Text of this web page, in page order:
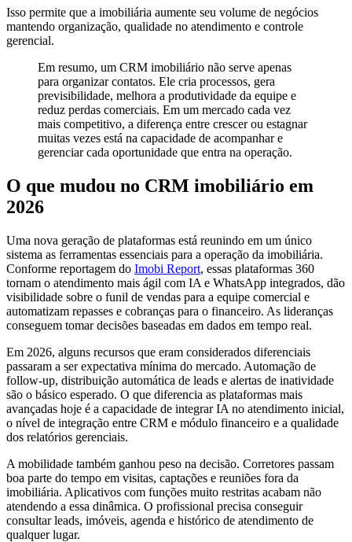
Isso permite que a imobiliária aumente seu volume de negócios
mantendo organização, qualidade no atendimento e controle
gerencial.
Em resumo, um CRM imobiliário não serve apenas
para organizar contatos. Ele cria processos, gera
previsibilidade, melhora a produtividade da equipe e
reduz perdas comerciais. Em um mercado cada vez
mais competitivo, a diferença entre crescer ou estagnar
muitas vezes está na capacidade de acompanhar e
gerenciar cada oportunidade que entra na operação.
O que mudou no CRM imobiliário em
2026
Uma nova geração de plataformas está reunindo em um único
sistema as ferramentas essenciais para a operação da imobiliária.
Conforme reportagem do Imobi Report, essas plataformas 360
tornam o atendimento mais ágil com IA e WhatsApp integrados, dão
visibilidade sobre o funil de vendas para a equipe comercial e
automatizam repasses e cobranças para o financeiro. As lideranças
conseguem tomar decisões baseadas em dados em tempo real.
Em 2026, alguns recursos que eram considerados diferenciais
passaram a ser expectativa mínima do mercado. Automação de
follow-up, distribuição automática de leads e alertas de inatividade
são o básico esperado. O que diferencia as plataformas mais
avançadas hoje é a capacidade de integrar IA no atendimento inicial,
o nível de integração entre CRM e módulo financeiro e a qualidade
dos relatórios gerenciais.
A mobilidade também ganhou peso na decisão. Corretores passam
boa parte do tempo em visitas, captações e reuniões fora da
imobiliária. Aplicativos com funções muito restritas acabam não
atendendo a essa dinâmica. O profissional precisa conseguir
consultar leads, imóveis, agenda e histórico de atendimento de
qualquer lugar.